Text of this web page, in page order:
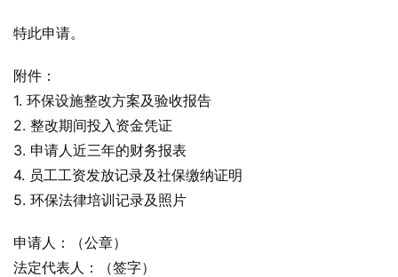
特此申请。
附件：
1. 环保设施整改方案及验收报告
2. 整改期间投入资金凭证
3. 申请人近三年的财务报表
4. 员工工资发放记录及社保缴纳证明
5. 环保法律培训记录及照片
申请人：（公章）
法定代表人：（签字）